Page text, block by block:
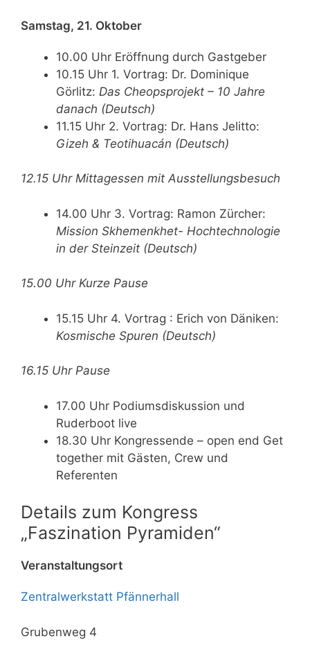
Samstag, 21. Oktober
10.00 Uhr Eröffnung durch Gastgeber
10.15 Uhr 1. Vortrag: Dr. Dominique
Görlitz: Das Cheopsprojekt – 10 Jahre
danach (Deutsch)
11.15 Uhr 2. Vortrag: Dr. Hans Jelitto:
Gizeh & Teotihuacán (Deutsch)
12.15 Uhr Mittagessen mit Ausstellungsbesuch
14.00 Uhr 3. Vortrag: Ramon Zürcher:
Mission Skhemenkhet- Hochtechnologie
in der Steinzeit (Deutsch)
15.00 Uhr Kurze Pause
15.15 Uhr 4. Vortrag : Erich von Däniken:
Kosmische Spuren (Deutsch)
16.15 Uhr Pause
17.00 Uhr Podiumsdiskussion und
Ruderboot live
18.30 Uhr Kongressende – open end Get
together mit Gästen, Crew und
Referenten
Details zum Kongress
„Faszination Pyramiden“
Veranstaltungsort
Zentralwerkstatt Pfännerhall
Grubenweg 4